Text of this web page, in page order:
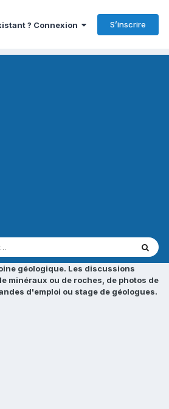
? Connexion S’inscrire
géologique. Les discussions
minéraux ou de roches, de photos de
d'emploi ou stage de géologues.